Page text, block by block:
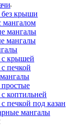
крыши
мангалом
мангалы
мангалы
крышей
печкой
коптильней
печкой под казан
мангалы